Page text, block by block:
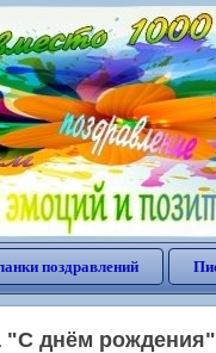
поздравлений
"С днём рождения"